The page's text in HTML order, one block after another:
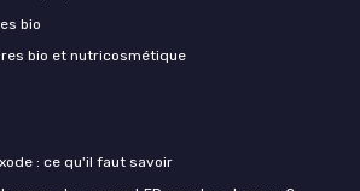
bio
bio et nutricosmétique
: ce qu'il faut savoir